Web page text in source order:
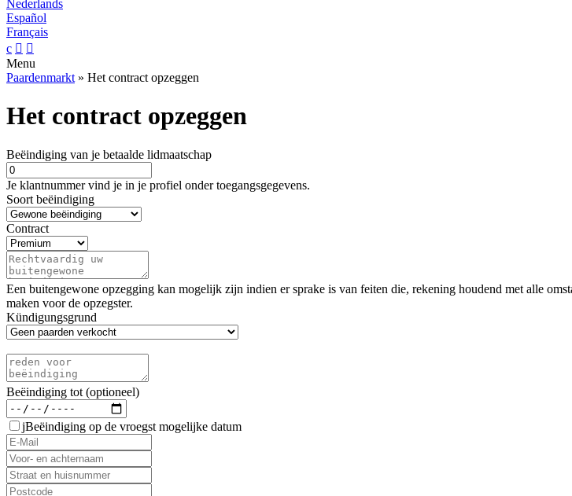
Nederlands
Español
Français
c  
Menu
Paardenmarkt » Het contract opzeggen
Het contract opzeggen
Beëindiging van je betaalde lidmaatschap
Je klantnummer vind je in je profiel onder toegangsgegevens.
Soort beëindiging
Contract
Een buitengewone opzegging kan mogelijk zijn indien er sprake is van feiten die, rekening houdend met alle
maken voor de opzegster.
Kündigungsgrund
Beëindiging tot (optioneel)
jBeëindiging op de vroegst mogelijke datum